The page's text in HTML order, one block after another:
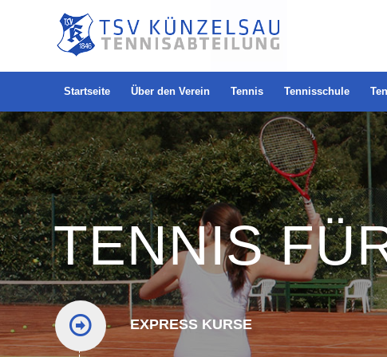
Startseite Über den Verein Tennis Tennisschule
TENNIS
EXPRESS KURSE